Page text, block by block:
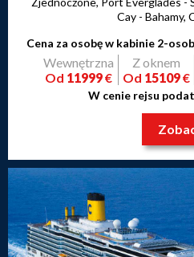
Cay - Bahamy,
Cena za osobę w kabinie 2-
Wewnętrzna
Od 11999€
Z oknem
Od 15109€
W cenie rejsu